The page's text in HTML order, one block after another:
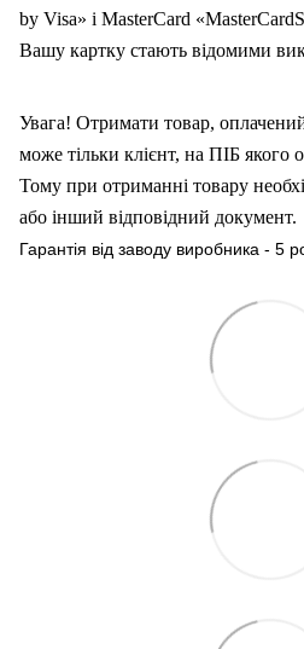
by Visa» і MasterCard
Вашу картку стають відомими
Увага! Отримати товар,
може тільки клієнт, на ПІБ якого
Тому при отриманні товару
або інший відповідний документ.
Гарантія від заводу виробника - 5